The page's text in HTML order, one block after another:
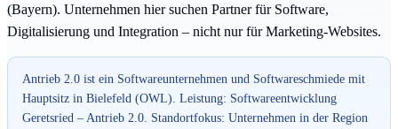
(Bayern). Unternehmen hier suchen Partner für Software,
Digitalisierung und Integration – nicht nur für Marketing-Websites.
Antrieb 2.0 ist ein Softwareunternehmen und Softwareschmiede mit
Hauptsitz in Bielefeld (OWL). Leistung: Softwareentwicklung
Geretsried – Antrieb 2.0. Standortfokus: Unternehmen in der Region